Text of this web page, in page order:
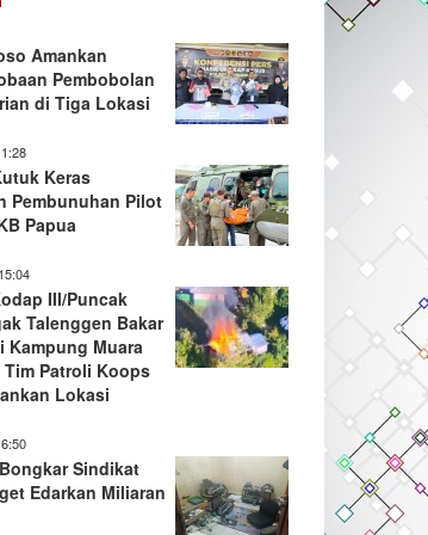
Amankan
Pembobolan
di Tiga Lokasi
Keras
Pembunuhan Pilot
Papua
III/Puncak
Talenggen Bakar
Kampung Muara
Patroli Koops
Lokasi
Sindikat
Edarkan Miliaran